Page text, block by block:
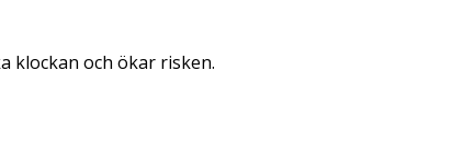
klockan och ökar risken.